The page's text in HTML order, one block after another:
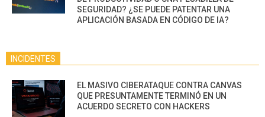
SEGURIDAD? ¿SE PUEDE PATENTAR UNA
APLICACIÓN BASADA EN CÓDIGO DE IA?
INCIDENTES
EL MASIVO CIBERATAQUE CONTRA CANVAS
QUE PRESUNTAMENTE TERMINÓ EN UN
ACUERDO SECRETO CON HACKERS